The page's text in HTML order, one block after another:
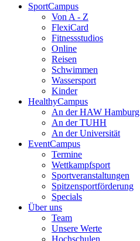
SportCampus
Von A - Z
FlexiCard
Fitnessstudios
Online
Reisen
Schwimmen
Wassersport
Kinder
HealthyCampus
An der HAW Hamburg
An der TUHH
An der Universität
EventCampus
Termine
Wettkampfsport
Sportveranstaltungen
Spitzensportförderung
Specials
Über uns
Team
Unsere Werte
Hochschulen